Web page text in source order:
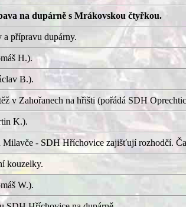
na dupárně s Mrákovskou čtyřkou.
a přípravu dupárny.
H.).
B.).
v Zahořanech na hřišti (pořádá SDH
K.).
Milavče - SDH Hříchovice zajišťují rozhodčí.
kouzelky.
W.).